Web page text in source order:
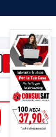
Cerca